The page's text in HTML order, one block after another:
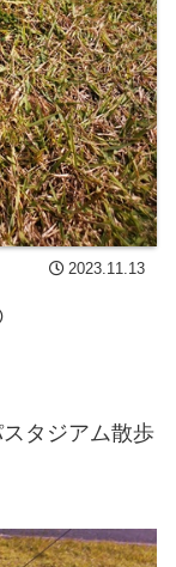
2023.11.13
タジアム散歩